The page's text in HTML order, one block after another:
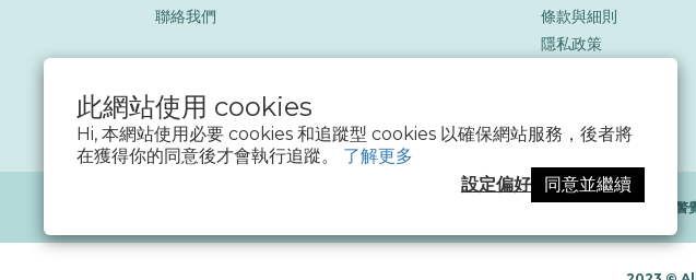
此網站使用 cookies
Hi, 本網站使用必要 cookies 和追蹤型 cookies 以確保網站服務，後者將
在獲得你的同意後才會執行追蹤。 了解更多
設定偏好
同意並繼續
聯絡我們
條款與細則
隱私政策
隨著詐騙手法日益翻新，務必提高